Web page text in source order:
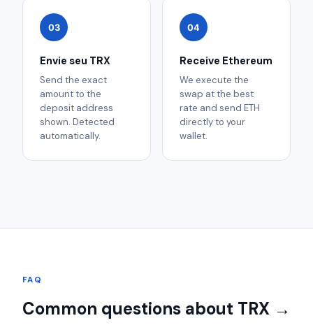
03
Envie seu TRX
Send the exact
amount to the
deposit address
shown. Detected
automatically.
04
Receive Ethereum
We execute the
swap at the best
rate and send ETH
directly to your
wallet.
FAQ
Common questions about TRX →